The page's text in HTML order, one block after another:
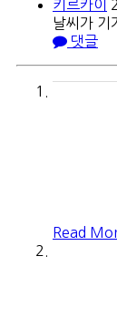
키르카이
날씨가 기
댓글
Read